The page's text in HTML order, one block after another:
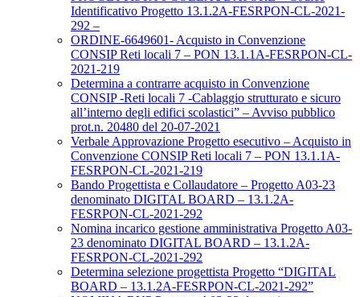
Identificativo Progetto 13.1.2A-FESRPON-CL-2021-
292 –
ORDINE-6649601- Acquisto in Convenzione
CONSIP Reti locali 7 – PON 13.1.1A-FESRPON-CL-
2021-219
Determina a contrarre acquisto in Convenzione
CONSIP -Reti locali 7 -Cablaggio strutturato e sicuro
all’interno degli edifici scolastici” – Avviso pubblico
prot.n. 20480 del 20-07-2021
Verbale Approvazione Progetto esecutivo – Acquisto in
Convenzione CONSIP Reti locali 7 – PON 13.1.1A-
FESRPON-CL-2021-219
Bando Progettista e Collaudatore – Progetto A03-23
denominato DIGITAL BOARD – 13.1.2A-
FESRPON-CL-2021-292
Nomina incarico gestione amministrativa Progetto A03-
23 denominato DIGITAL BOARD – 13.1.2A-
FESRPON-CL-2021-292
Determina selezione progettista Progetto “DIGITAL
BOARD – 13.1.2A-FESRPON-CL-2021-292”